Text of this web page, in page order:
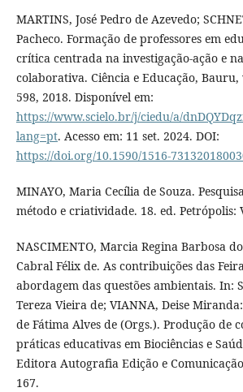
MARTINS, José Pedro de Azevedo;
Pacheco. Formação de professores em
crítica centrada na investigação-ação e
colaborativa. Ciência e Educação, Bauru,
598, 2018. Disponível em:
https://www.scielo.br/j/ciedu/a/
lang=pt. Acesso em: 11 set. 2024. DOI:
https://doi.org/10.1590/1516-
MINAYO, Maria Cecília de Souza.
método e criatividade. 18. ed. Petrópolis:
NASCIMENTO, Marcia Regina Barbosa
Cabral Félix de. As contribuições das
abordagem das questões ambientais. In:
Tereza Vieira de; VIANNA, Deise
de Fátima Alves de (Orgs.). Produção de
práticas educativas em Biociências e
Editora Autografia Edição e
167.